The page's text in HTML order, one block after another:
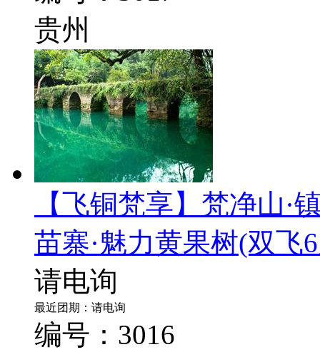
贵州
【飞铜梵享】梵净山·
苗寨·魅力黄果树(双飞
请电询
最近团期：请电询
编号：3016